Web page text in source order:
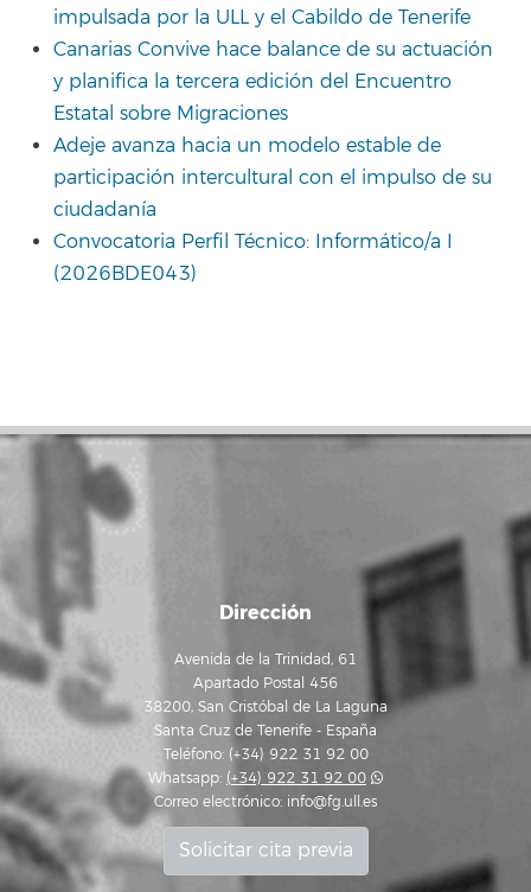
impulsada por la ULL y el Cabildo de Tenerife
Canarias Convive hace balance de su actuación
y planifica la tercera edición del Encuentro
Estatal sobre Migraciones
Adeje avanza hacia un modelo estable de
participación intercultural con el impulso de su
ciudadanía
Convocatoria Perfil Técnico: Informático/a I
(2026BDE043)
Dirección
Avenida de la Trinidad, 61
Apartado Postal 456
38200, San Cristóbal de La Laguna
Santa Cruz de Tenerife - España
Teléfono: (+34) 922 31 92 00
Whatsapp: (+34) 922 31 92 00
Correo electrónico: info@fg.ull.es
Solicitar cita previa